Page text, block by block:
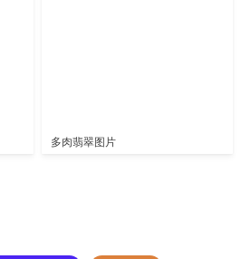
多肉翡翠图片